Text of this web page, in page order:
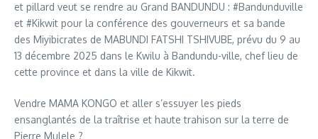
et pillard veut se rendre au Grand BANDUNDU : #Bandunduville
et #Kikwit pour la conférence des gouverneurs et sa bande
des Miyibicrates de MABUNDI FATSHI TSHIVUBE, prévu du 9 au
13 décembre 2025 dans le Kwilu à Bandundu-ville, chef lieu de
cette province et dans la ville de Kikwit.
Vendre MAMA KONGO et aller s’essuyer les pieds
ensanglantés de la traîtrise et haute trahison sur la terre de
Pierre Mulele ?